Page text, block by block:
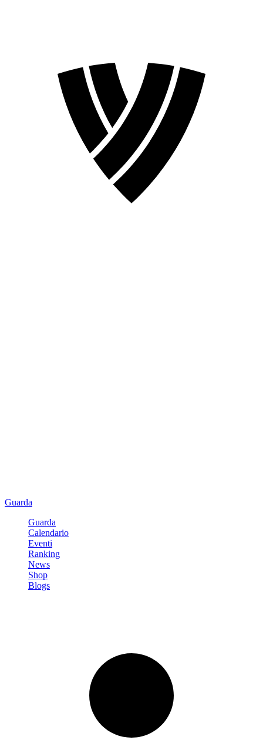
Guarda
Guarda
Calendario
Eventi
Ranking
News
Shop
Blogs